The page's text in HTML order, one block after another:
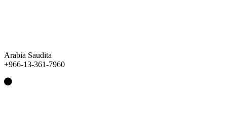
Arabia Saudita
+966-13-361-7960